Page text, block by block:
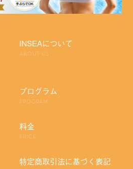
INSEAについて
ABOUT US
プログラム
PROGRAM
料金
PRICE
特定商取引法に基づく表記